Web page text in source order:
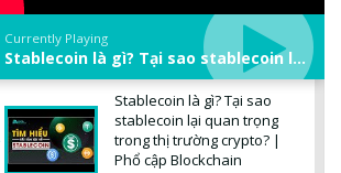
Currently Playing
Stablecoin là gì? Tại sao stablecoin lại quan trọng trong thị trường crypto? | Phổ cập Blockchain
Stablecoin là gì? Tại sao
stablecoin lại quan trọng
trong thị trường crypto? |
Phổ cập Blockchain